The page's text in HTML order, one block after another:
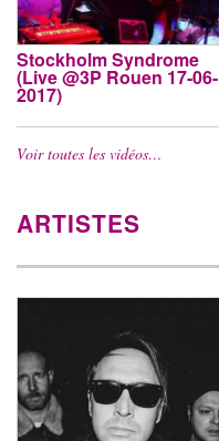
Stockholm Syndrome
(Live @3P Rouen 17-06-
2017)
Voir toutes les vidéos…
ARTISTES